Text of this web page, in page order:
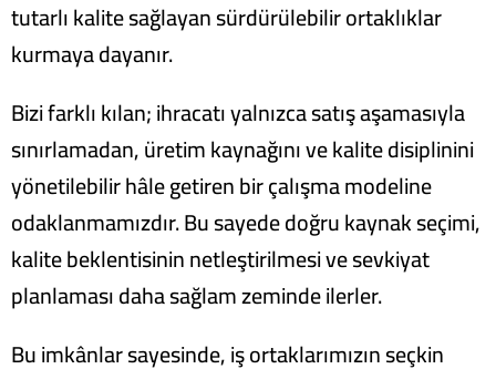
tutarlı kalite sağlayan sürdürülebilir ortaklıklar
kurmaya dayanır.
Bizi farklı kılan; ihracatı yalnızca satış aşamasıyla
sınırlamadan, üretim kaynağını ve kalite disiplinini
yönetilebilir hâle getiren bir çalışma modeline
odaklanmamızdır. Bu sayede doğru kaynak seçimi,
kalite beklentisinin netleştirilmesi ve sevkiyat
planlaması daha sağlam zeminde ilerler.
Bu imkânlar sayesinde, iş ortaklarımızın seçkin